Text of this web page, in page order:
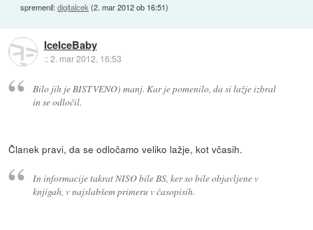
spremenil:digitalcek (2. mar 2012 ob 16:51)
IceIceBaby
::2. mar 2012, 16:53
Bilo jih je BISTVENO) manj. Kar je pomenilo, da si lažje izbral
in se odločil.
Članek pravi, da se odločamo veliko lažje, kot včasih.
In informacije takrat NISO bile BS, ker so bile objavljene v
knjigah, v najslabšem primeru v časopisih.